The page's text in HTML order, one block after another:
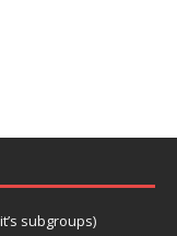
subgroups)